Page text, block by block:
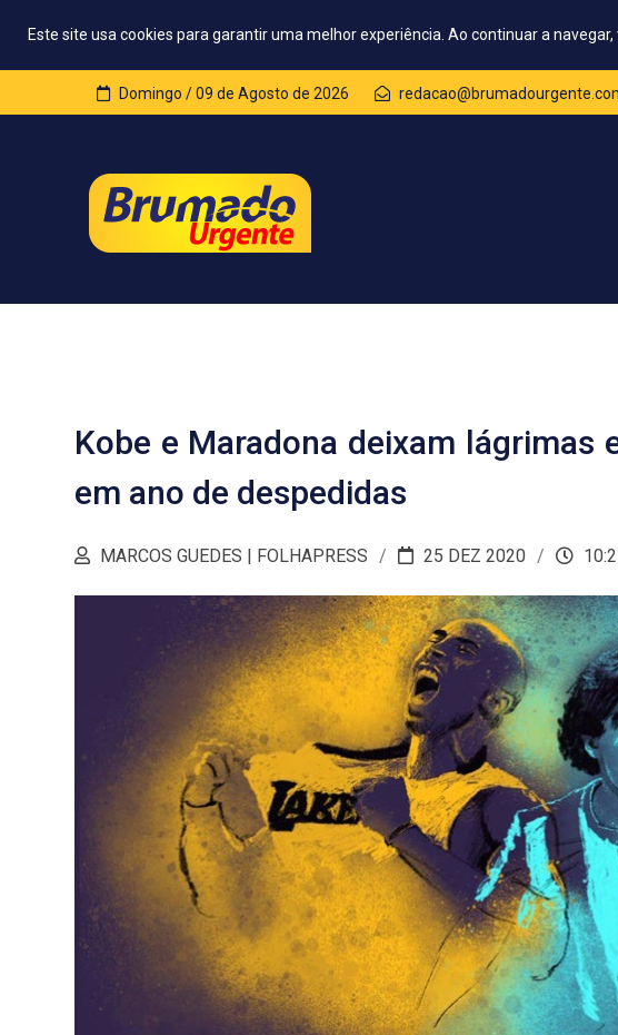
Este site usa cookies para garantir uma melhor experiência. Ao continuar a navegar,
Domingo / 09 de Agosto de 2026
Kobe e Maradona deixam lágrimas
em ano de despedidas
MARCOS GUEDES | FOLHAPRESS 25 DEZ 2020